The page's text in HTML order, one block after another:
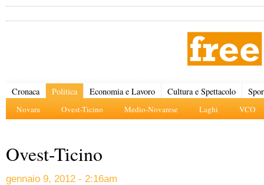
Cronaca Politica
Novara Ovest-Ticino Medio-Novarese Laghi VCO
Economia e Lavoro Cultura e Spettacolo
Ovest-Ticino
gennaio 9, 2012 - 2:16am